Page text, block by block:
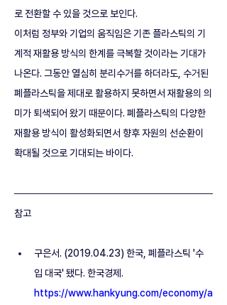
로 전환할 수 있을 것으로 보인다.
이처럼 정부와 기업의 움직임은 기존 플라스틱의 기
계적 재활용 방식의 한계를 극복할 것이라는 기대가
나온다. 그동안 열심히 분리수거를 하더라도, 수거된
폐플라스틱을 제대로 활용하지 못하면서 재활용의 의
미가 퇴색되어 왔기 때문이다. 폐플라스틱의 다양한
재활용 방식이 활성화되면서 향후 자원의 선순환이
확대될 것으로 기대되는 바이다.
참고
구은서. (2019.04.23) 한국, 폐플라스틱 '수
입 대국' 됐다. 한국경제.
https://www.hankyung.com/economy/a